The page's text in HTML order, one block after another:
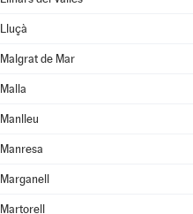
Lluçà
Malgrat de Mar
Malla
Manlleu
Manresa
Marganell
Martorell